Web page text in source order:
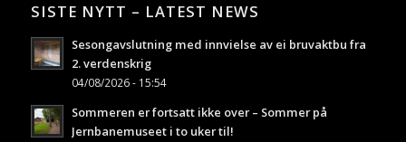
SISTE NYTT – LATEST NEWS
Sesongavslutning med innvielse av ei bruvaktbu fra
2. verdenskrig
04/08/2026 - 15:54
Sommeren er fortsatt ikke over – Sommer på
Jernbanemuseet i to uker til!